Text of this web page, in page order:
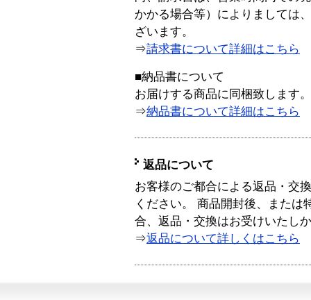
かかる場合等）によりましては
ざいます。
⇒請求書について詳細はこちら
■納品書について
お届けする商品に同梱致します。
⇒納品書について詳細はこちら
返品について
お客様のご都合による返品・交
ください。 商品開封後、または
合、返品・交換はお受けいたし
⇒返品について詳しくはこちら